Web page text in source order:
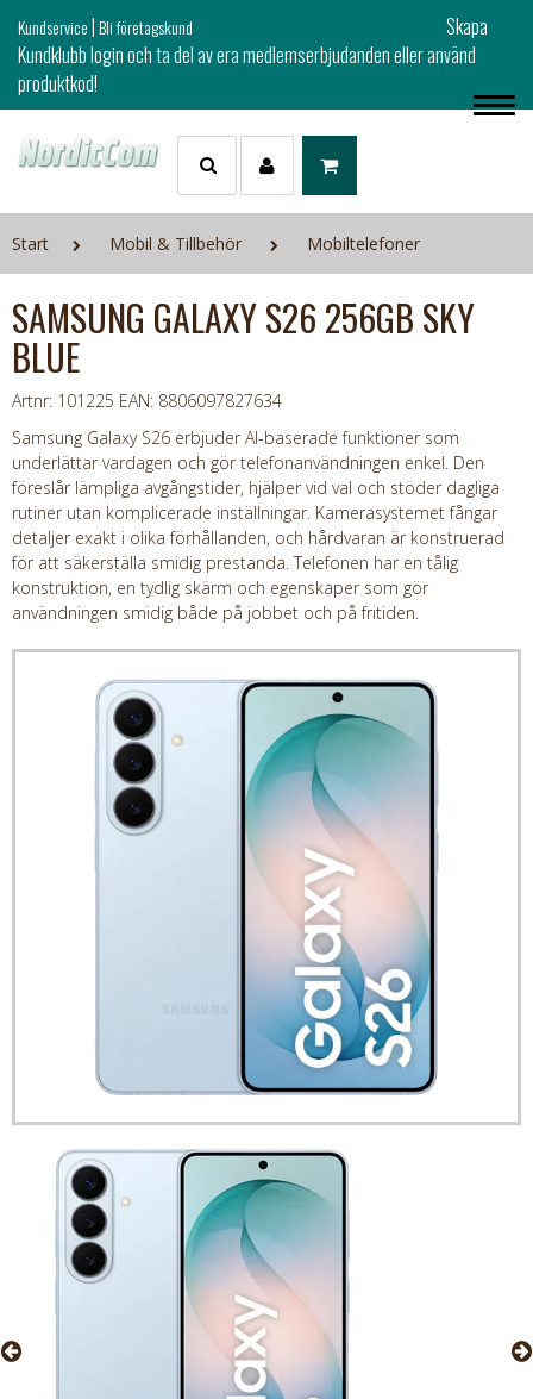
Kundservice|Bli företagskund
Skapa
Kundklubb login och ta del av era medlemserbjudanden eller använd
produktkod!
Start Mobil & Tillbehör Mobiltelefoner
SAMSUNG GALAXY S26 256GB SKY
BLUE
Artnr: 101225 EAN: 8806097827634
Samsung Galaxy S26 erbjuder AI-baserade funktioner som
underlättar vardagen och gör telefonanvändningen enkel. Den
föreslår lämpliga avgångstider, hjälper vid val och stöder dagliga
rutiner utan komplicerade inställningar. Kamerasystemet fångar
detaljer exakt i olika förhållanden, och hårdvaran är konstruerad
för att säkerställa smidig prestanda. Telefonen har en tålig
konstruktion, en tydlig skärm och egenskaper som gör
användningen smidig både på jobbet och på fritiden.